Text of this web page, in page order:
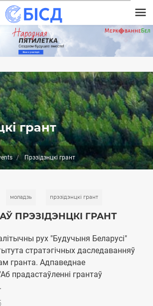
Перайсці
да
асноўнага
змесціва
грант
Прэзідэнцкі грант
моладзь прэзідэнцкі грант
ПРЭЗІДЭНЦКІ ГРАНТ
рух "Будучыня Беларусі"
стратэгічных даследаванняў
гранта. Адпаведнае
прадастаўленні грантаў